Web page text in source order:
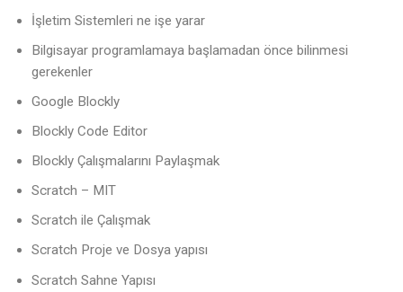
İşletim Sistemleri ne işe yarar
Bilgisayar programlamaya başlamadan önce bilinmesi
gerekenler
Google Blockly
Blockly Code Editor
Blockly Çalışmalarını Paylaşmak
Scratch – MIT
Scratch ile Çalışmak
Scratch Proje ve Dosya yapısı
Scratch Sahne Yapısı